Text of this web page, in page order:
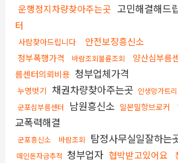
운행정지차량찾아주는곳 고민해결해드
터
사람찾아드립니다 안전보장흥신소
청부폭행가격 바람조회불륜조회 양산심부름
름센터의뢰비용 청부업체가격
누명벗기 채권차량찾아주는곳 인생망가트
군포심부름센터
남원흥신소 일본밀항브로커
교폭력해결
군포흥신소 바람조회 탐정사무실일잘하는
떼인돈자금추적 청부업자 협박받고있어요